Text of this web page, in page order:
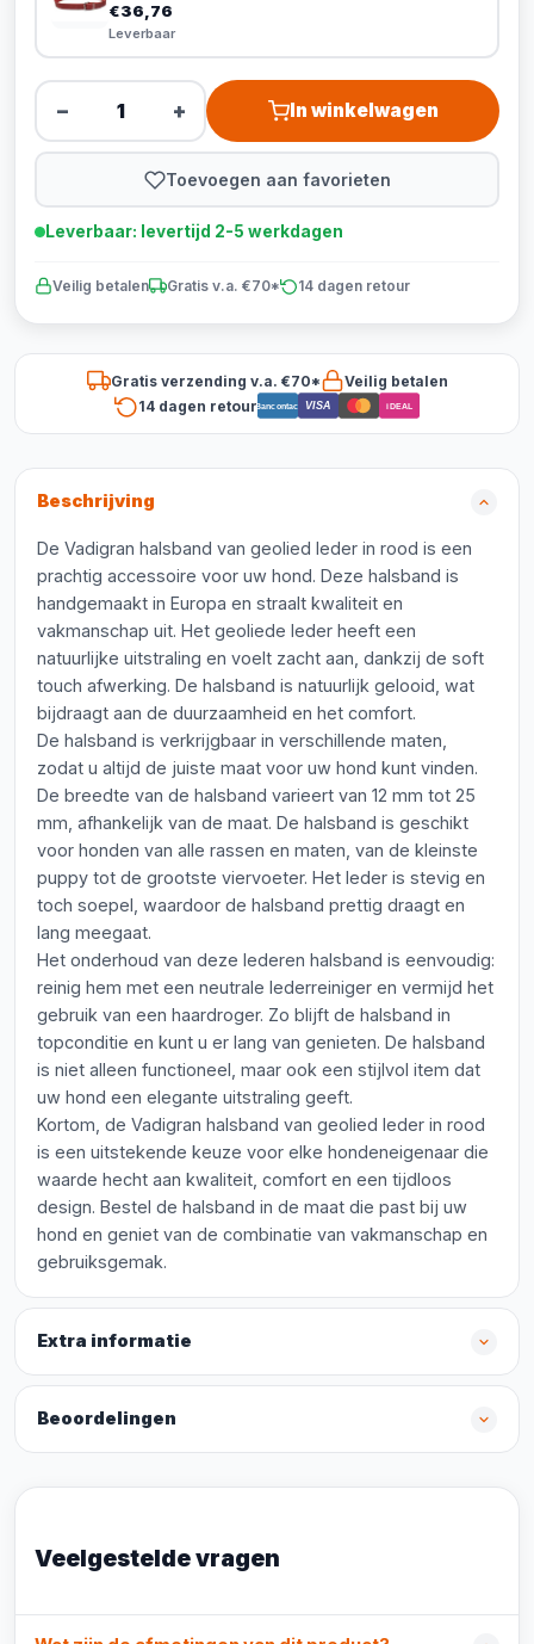
€36,76
Leverbaar
− + In winkelwagen
Toevoegen aan favorieten
Leverbaar: levertijd 2-5 werkdagen
Veilig betalen Gratis v.a. €70* 14 dagen retour
Gratis verzending v.a. €70*
Veilig betalen
14 dagen retourBancontact VISA iDEAL
Beschrijving
De Vadigran halsband van geolied leder in rood is een
prachtig accessoire voor uw hond. Deze halsband is
handgemaakt in Europa en straalt kwaliteit en
vakmanschap uit. Het geoliede leder heeft een
natuurlijke uitstraling en voelt zacht aan, dankzij de soft
touch afwerking. De halsband is natuurlijk gelooid, wat
bijdraagt aan de duurzaamheid en het comfort.
De halsband is verkrijgbaar in verschillende maten,
zodat u altijd de juiste maat voor uw hond kunt vinden.
De breedte van de halsband varieert van 12 mm tot 25
mm, afhankelijk van de maat. De halsband is geschikt
voor honden van alle rassen en maten, van de kleinste
puppy tot de grootste viervoeter. Het leder is stevig en
toch soepel, waardoor de halsband prettig draagt en
lang meegaat.
Het onderhoud van deze lederen halsband is eenvoudig:
reinig hem met een neutrale lederreiniger en vermijd het
gebruik van een haardroger. Zo blijft de halsband in
topconditie en kunt u er lang van genieten. De halsband
is niet alleen functioneel, maar ook een stijlvol item dat
uw hond een elegante uitstraling geeft.
Kortom, de Vadigran halsband van geolied leder in rood
is een uitstekende keuze voor elke hondeneigenaar die
waarde hecht aan kwaliteit, comfort en een tijdloos
design. Bestel de halsband in de maat die past bij uw
hond en geniet van de combinatie van vakmanschap en
gebruiksgemak.
Extra informatie
Beoordelingen
Veelgestelde vragen